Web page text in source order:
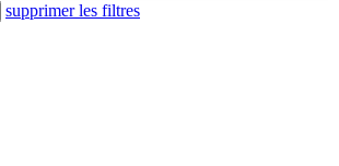
supprimer les filtres